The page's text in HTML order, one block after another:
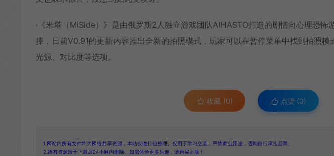
·《米塔（MiSide）》是由俄罗斯2人独立游戏团队AIHASTO打造的剧情向心理恐怖
捧，日前V0.91的更新内容推出全新的拍照模式，玩家可以在暂停菜单中找到拍照模
光源、对比度等选项。
收藏 (0) 点赞 (0)
1.网站内所有文件均为网络共享资源，本站仅做打包整理。仅用于学习交流，严禁商业用途，否则自行承担后果。
2.所有资源请于下载后24小时内删除。如需体验更多乐趣，请购买正版！